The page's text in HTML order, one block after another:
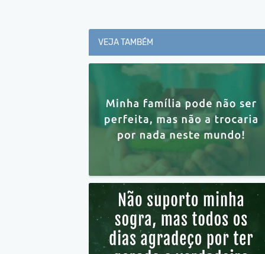
VEJA TAMBÉM